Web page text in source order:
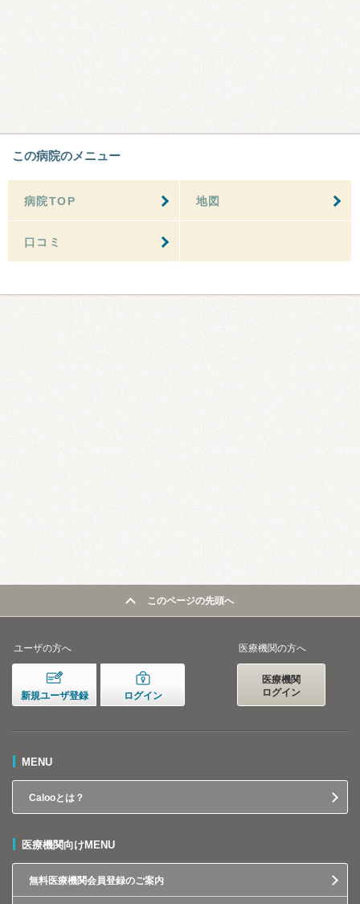
この病院のメニュー
病院TOP 地図
口コミ
このページの先頭へ
ユーザの方へ
新規ユーザ登録 ログイン
医療機関の方へ
医療機関
ログイン
MENU
Calooとは？
医療機関向けMENU
無料医療機関会員登録のご案内